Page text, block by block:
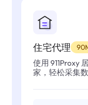
住宅代理
使用 911Proxy
家，轻松采集